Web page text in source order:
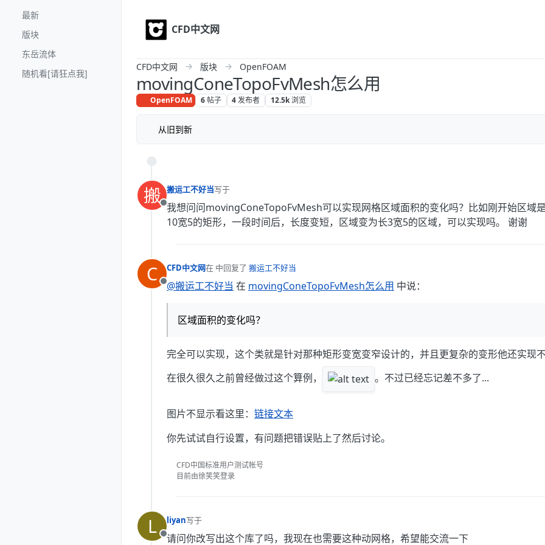
最新
版块
东岳流体
随机看[请狂点我]
CFD中文网
CFD中文网 版块 OpenFOAM
movingConeTopoFvMesh怎么用
OpenFOAM 6帖子 4发布者 12.5k浏览
从旧到新
搬
离线
搬运工不好当写于
最后由 编辑
我想问问movingConeTopoFvMesh可以实现网格区域面积的变化吗？比如刚开始区域
10宽5的矩形，一段时间后，长度变短，区域变为长3宽5的区域，可以实现吗。 谢谢
C
离线
CFD中文网在 中回复了 搬运工不好当
最后由 编辑
@搬运工不好当 在 movingConeTopoFvMesh怎么用 中说：
区域面积的变化吗？
完全可以实现，这个类就是针对那种矩形变宽变窄设计的，并且更复杂的变形他还实现
在很久很久之前曾经做过这个算例，
。不过已经忘记差不多了...
图片不显示看这里： 链接文本
你先试试自行设置，有问题把错误贴上了然后讨论。
CFD中国标准用户测试帐号
目前由徐笑笑登录
L
离线
liyan写于
最后由 编辑
请问你改写出这个库了吗，我现在也需要这种动网格，希望能交流一下